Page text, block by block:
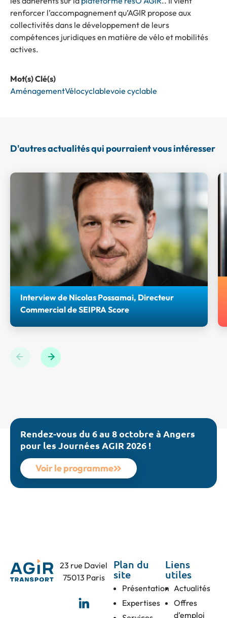
renforcer l’accompagnement qu’AGIR propose aux
collectivités dans le développement de leurs
compétences juridiques en matière de vélo et mobilités
actives.
Mot(s) Clé(s)
AménagementVélocyclablevoie cyclable
D'autres actualités qui pourraient vous intéresser
Interview de Nicolas Possamai, Directeur
Commercial de SEIPRA Score
Retrouvez l'interview de Nicolas POSSAMAI, Directeur
Journées AGIR 2026.
Rendez-vous du 6 au 8 octobre à Angers
pour les Journées AGIR 2026 !
Voir le programme
23 rue Daviel
75013 Paris
Plan du
site
Présentation
Expertises
Liens
utiles
Actualités
Offres
d’emploi